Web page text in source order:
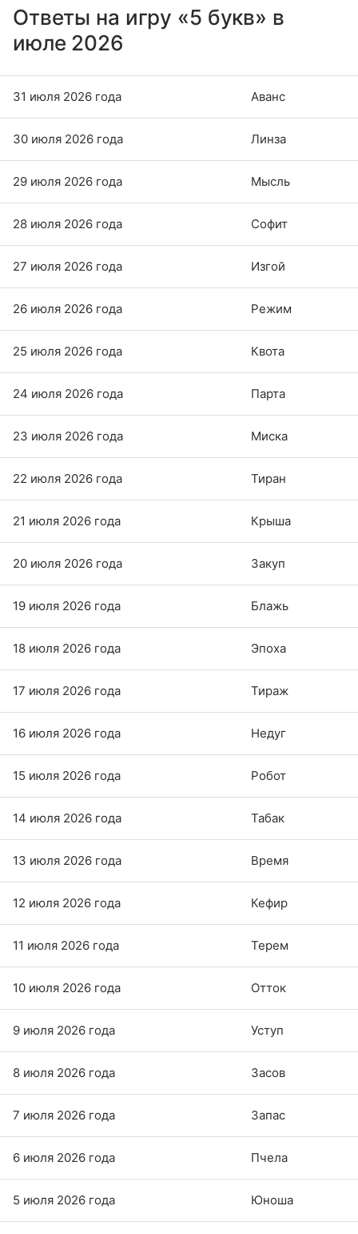
Ответы на игру «5 букв» в
июле 2026
31 июля 2026 года Аванс
30 июля 2026 года Линза
29 июля 2026 года Мысль
28 июля 2026 года Софит
27 июля 2026 года Изгой
26 июля 2026 года Режим
25 июля 2026 года Квота
24 июля 2026 года Парта
23 июля 2026 года Миска
22 июля 2026 года Тиран
21 июля 2026 года Крыша
20 июля 2026 года Закуп
19 июля 2026 года Блажь
18 июля 2026 года Эпоха
17 июля 2026 года Тираж
16 июля 2026 года Недуг
15 июля 2026 года Робот
14 июля 2026 года Табак
13 июля 2026 года Время
12 июля 2026 года Кефир
11 июля 2026 года Терем
10 июля 2026 года Отток
9 июля 2026 года Уступ
8 июля 2026 года Засов
7 июля 2026 года Запас
6 июля 2026 года Пчела
5 июля 2026 года Юноша